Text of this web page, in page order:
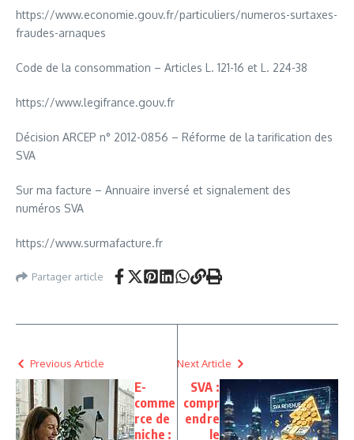
https://www.economie.gouv.fr/particuliers/numeros-surtaxes-
fraudes-arnaques
Code de la consommation – Articles L. 121-16 et L. 224-38
https://www.legifrance.gouv.fr
Décision ARCEP n° 2012-0856 – Réforme de la tarification des
SVA
Sur ma facture – Annuaire inversé et signalement des
numéros SVA
https://www.surmafacture.fr
Partager article
Previous Article
E-
comme
rce de
niche :
Next Article
SVA :
compr
endre
le